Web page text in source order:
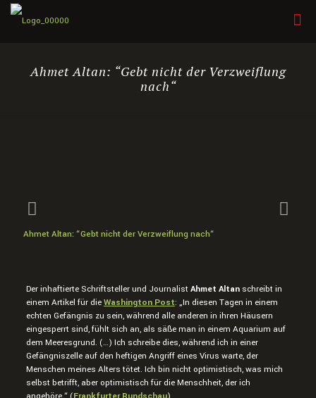
Ahmet Altan: “Gebt nicht der Verzweiflung
nach“
Ahmet Altan: “Gebt nicht der Verzweiflung nach“
Der inhaftierte Schriftsteller und JournalistAhmet Altanschreibt in
einem Artikel für dieWashington Post: „In diesen Tagen in einem
echten Gefängnis zu sein, während alle anderen in ihren Häusern
eingesperrt sind, fühlt sich an, als säße man in einem Aquarium auf
dem Meeresgrund. (…) Ich schreibe dies, während ich in einer
Gefängniszelle auf den heftigen Angriff eines Virus warte, der
Menschen meines Alters tötet. Ich bin nicht optimistisch, was mich
selbst betrifft, aber optimistisch für die Menschheit, der ich